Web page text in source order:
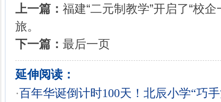
上一篇： 福建“二元制教学”开启了“校
旅。
下一篇： 最后一页
延伸阅读：
·百年华诞倒计时100天！北辰小学“巧